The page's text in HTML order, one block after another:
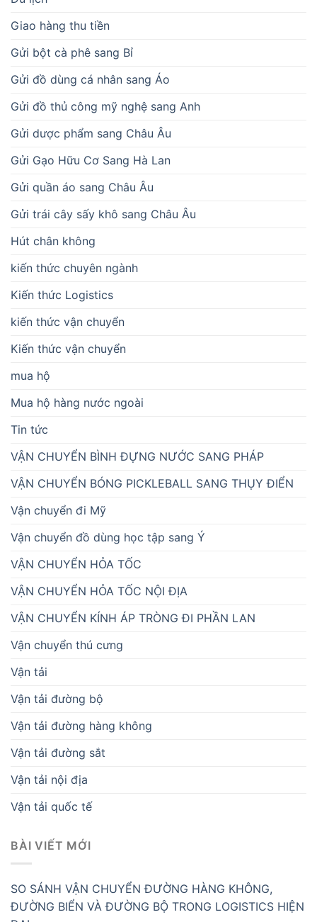
Giao hàng thu tiền
Gửi bột cà phê sang Bỉ
Gửi đồ dùng cá nhân sang Áo
Gửi đồ thủ công mỹ nghệ sang Anh
Gửi dược phẩm sang Châu Âu
Gửi Gạo Hữu Cơ Sang Hà Lan
Gửi quần áo sang Châu Âu
Gửi trái cây sấy khô sang Châu Âu
Hút chân không
kiến thức chuyên ngành
Kiến thức Logistics
kiến thức vận chuyển
Kiến thức vận chuyển
mua hộ
Mua hộ hàng nước ngoài
Tin tức
VẬN CHUYỂN BÌNH ĐỰNG NƯỚC SANG PHÁP
VẬN CHUYỂN BÓNG PICKLEBALL SANG THỤY ĐIỂN
Vận chuyển đi Mỹ
Vận chuyển đồ dùng học tập sang Ý
VẬN CHUYỂN HỎA TỐC
VẬN CHUYỂN HỎA TỐC NỘI ĐỊA
VẬN CHUYỂN KÍNH ÁP TRÒNG ĐI PHẦN LAN
Vận chuyển thú cưng
Vận tải
Vận tải đường bộ
Vận tải đường hàng không
Vận tải đường sắt
Vận tải nội địa
Vận tải quốc tế
BÀI VIẾT MỚI
SO SÁNH VẬN CHUYỂN ĐƯỜNG HÀNG KHÔNG,
ĐƯỜNG BIỂN VÀ ĐƯỜNG BỘ TRONG LOGISTICS HIỆN